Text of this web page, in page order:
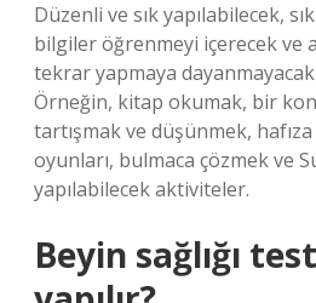
Düzenli ve sık yapılabilecek,
bilgiler öğrenmeyi içerecek ve
tekrar yapmaya
Örneğin, kitap okumak, bir
tartışmak ve düşünmek,
oyunları, bulmaca çözmek ve
yapılabilecek aktiviteler.
Beyin sağlığı